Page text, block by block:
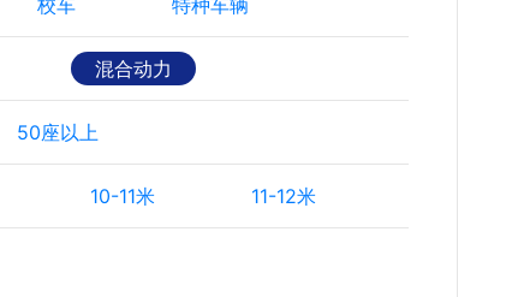
校车 特种车辆
混合动力
50座以上
10-11米 11-12米